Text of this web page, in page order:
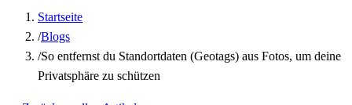
Startseite
/Blogs
/So entfernst du Standortdaten (Geotags) aus Fotos, um deine
Privatsphäre zu schützen